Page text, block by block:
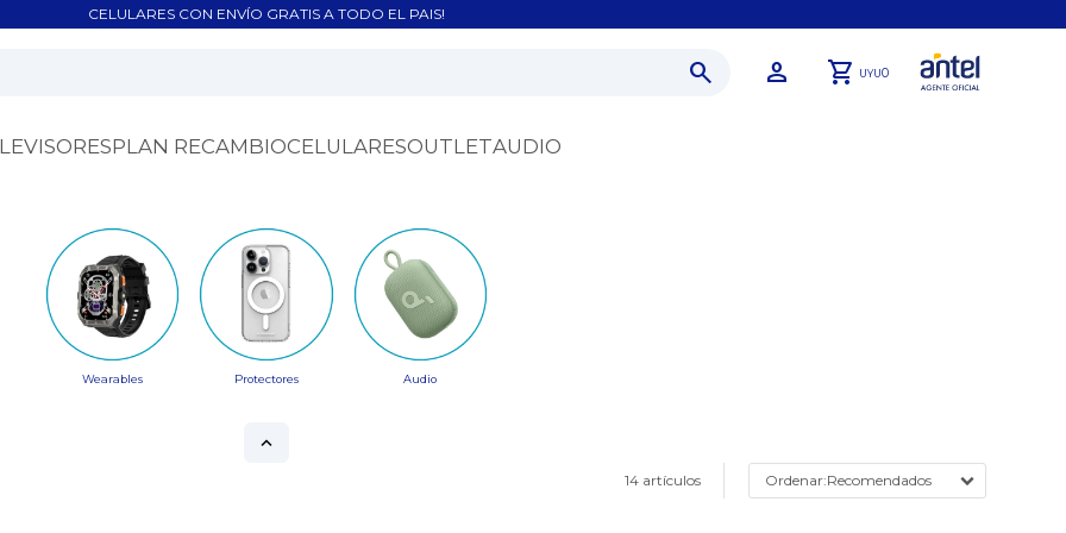
CELULARES CON ENVÍO GRATIS A TODO EL PAIS!
UYU0
PLAN RECAMBIOCELULARESOUTLETAUDIO
Wearables Protectores Audio
14 artículos Recomendados